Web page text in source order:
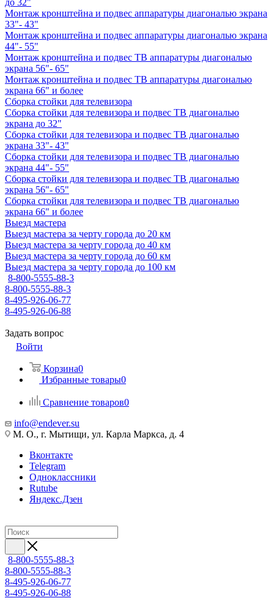
до 32"
Монтаж кронштейна и подвес аппаратуры диагональю экрана
33"- 43"
Монтаж кронштейна и подвес аппаратуры диагональю экрана
44"- 55"
Монтаж кронштейна и подвес ТВ аппаратуры диагональю
экрана 56"- 65"
Монтаж кронштейна и подвес ТВ аппаратуры диагональю
экрана 66" и более
Сборка стойки для телевизора
Сборка стойки для телевизора и подвес ТВ диагональю
экрана до 32"
Сборка стойки для телевизора и подвес ТВ диагональю
экрана 33"- 43"
Сборка стойки для телевизора и подвес ТВ диагональю
экрана 44"- 55"
Сборка стойки для телевизора и подвес ТВ диагональю
экрана 56"- 65"
Сборка стойки для телевизора и подвес ТВ диагональю
экрана 66" и более
Выезд мастера
Выезд мастера за черту города до 20 км
Выезд мастера за черту города до 40 км
Выезд мастера за черту города до 60 км
Выезд мастера за черту города до 100 км
8-800-5555-88-3
8-800-5555-88-3
8-495-926-06-77
8-495-926-06-88
Задать вопрос
Войти
Корзина0
Избранные товары0
Сравнение товаров0
info@endever.su
М. О., г. Мытищи, ул. Карла Маркса, д. 4
Вконтакте
Telegram
Одноклассники
Rutube
Яндекс.Дзен
8-800-5555-88-3
8-800-5555-88-3
8-495-926-06-77
8-495-926-06-88